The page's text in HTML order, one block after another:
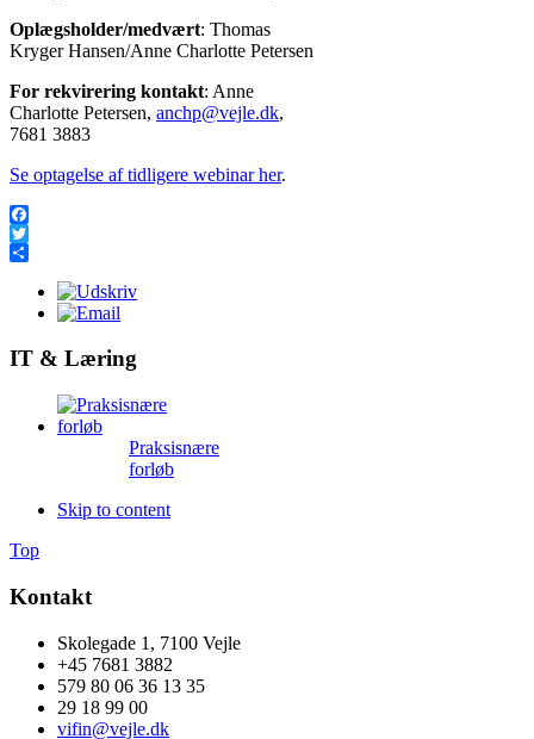
Oplægsholder/medvært: Thomas
Kryger Hansen/Anne Charlotte Petersen
For rekvirering kontakt: Anne
Charlotte Petersen, anchp@vejle.dk,
7681 3883
Se optagelse af tidligere webinar her.
Facebook
Twitter
IT & Læring
Praksisnære
forløb
Skip to content
Top
Kontakt
Skolegade 1, 7100 Vejle
+45 7681 3882
579 80 06 36 13 35
29 18 99 00
vifin@vejle.dk